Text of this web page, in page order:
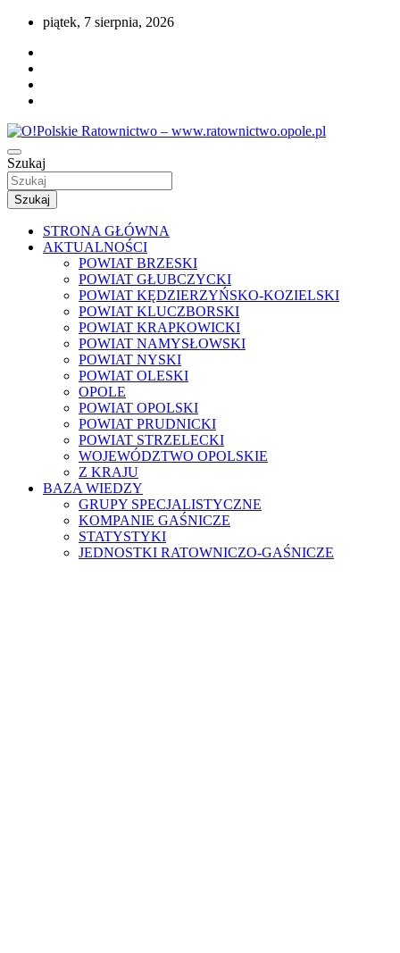
Przejdź
treści
piątek, 7 sierpnia, 2026
O!Polskie Ratownictwo –
www.ratownictwo.opole.pl
Portal opolskiego i polskiego ratownictwa.
Szukaj
Szukaj
STRONA GŁÓWNA
AKTUALNOŚCI
POWIAT BRZESKI
POWIAT GŁUBCZYCKI
POWIAT KĘDZIERZYŃSKO-KOZIELSKI
POWIAT KLUCZBORSKI
POWIAT KRAPKOWICKI
POWIAT NAMYSŁOWSKI
POWIAT NYSKI
POWIAT OLESKI
OPOLE
POWIAT OPOLSKI
POWIAT PRUDNICKI
POWIAT STRZELECKI
WOJEWÓDZTWO OPOLSKIE
Z KRAJU
BAZA WIEDZY
GRUPY SPECJALISTYCZNE
KOMPANIE GAŚNICZE
STATYSTYKI
JEDNOSTKI RATOWNICZO-GAŚNICZE